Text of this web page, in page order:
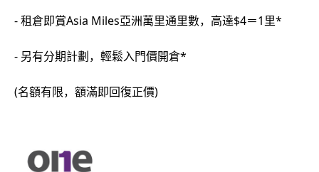
- 租倉即賞Asia Miles亞洲萬里通里數，高達$4＝1里*
- 另有分期計劃，輕鬆入門價開倉*
(名額有限，額滿即回復正價)